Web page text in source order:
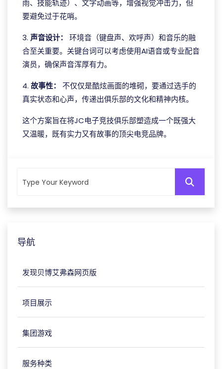
雨、技能轨迹）、文字动画等，增强视觉冲击力，但
要避免过于花哨。
3. 声音设计：
环境音（键盘声、欢呼声）和音乐的融
合至关重要。关键台词可以考虑使用AI语音或专业配音
演员，确保声音浑厚有力。
4. 故事性：
不仅仅是酷炫画面的堆砌，要通过选手的
真实状态和心声，传递出俱乐部的文化和精神内核。
这个方案旨在将JC电子竞技俱乐部塑造成一个既强大
又温暖，既有实力又有故事的顶尖电竞品牌。
导航
发现贝博艾弗森网页版
项目展示
集团游戏
服务种类